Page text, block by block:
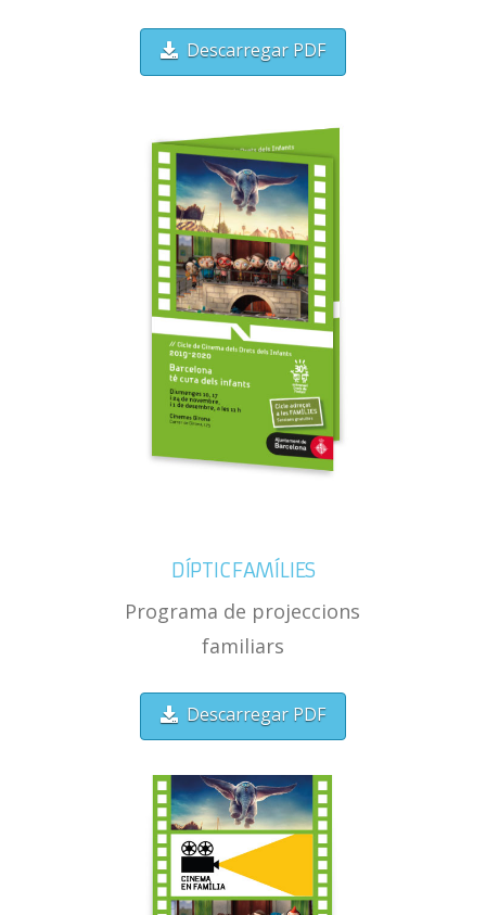
Descarregar PDF
DÍPTIC FAMÍLIES
Programa de projeccions
familiars
Descarregar PDF